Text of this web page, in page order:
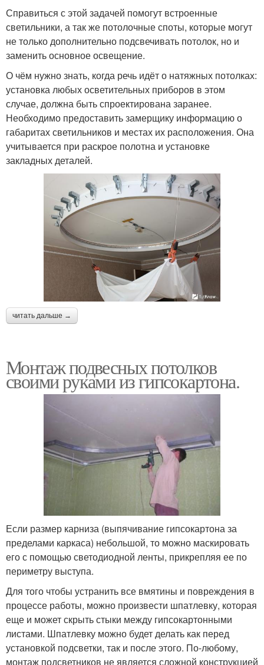
Справиться с этой задачей помогут встроенные
светильники, а так же потолочные споты, которые могут
не только дополнительно подсвечивать потолок, но и
заменить основное освещение.
О чём нужно знать, когда речь идёт о натяжных потолках:
установка любых осветительных приборов в этом
случае, должна быть спроектирована заранее.
Необходимо предоставить замерщику информацию о
габаритах светильников и местах их расположения. Она
учитывается при раскрое полотна и установке
закладных деталей.
читать дальше →
Монтаж подвесных потолков
своими руками из гипсокартона.
Если размер карниза (выпячивание гипсокартона за
пределами каркаса) небольшой, то можно маскировать
его с помощью светодиодной ленты, прикрепляя ее по
периметру выступа.
Для того чтобы устранить все вмятины и повреждения в
процессе работы, можно произвести шпатлевку, которая
еще и может скрыть стыки между гипсокартонными
листами. Шпатлевку можно будет делать как перед
установкой подсветки, так и после этого. По-любому,
монтаж подсветников не является сложной конструкцией